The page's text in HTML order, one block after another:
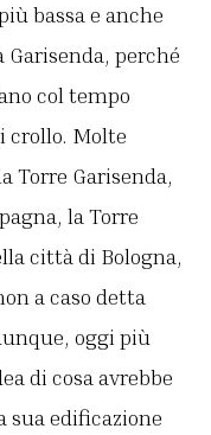
bassa e anche
perché
col tempo
crollo. Molte
Torre Garisenda,
la Torre
città di Bologna,
a caso detta
oggi più
di cosa avrebbe
sua edificazione